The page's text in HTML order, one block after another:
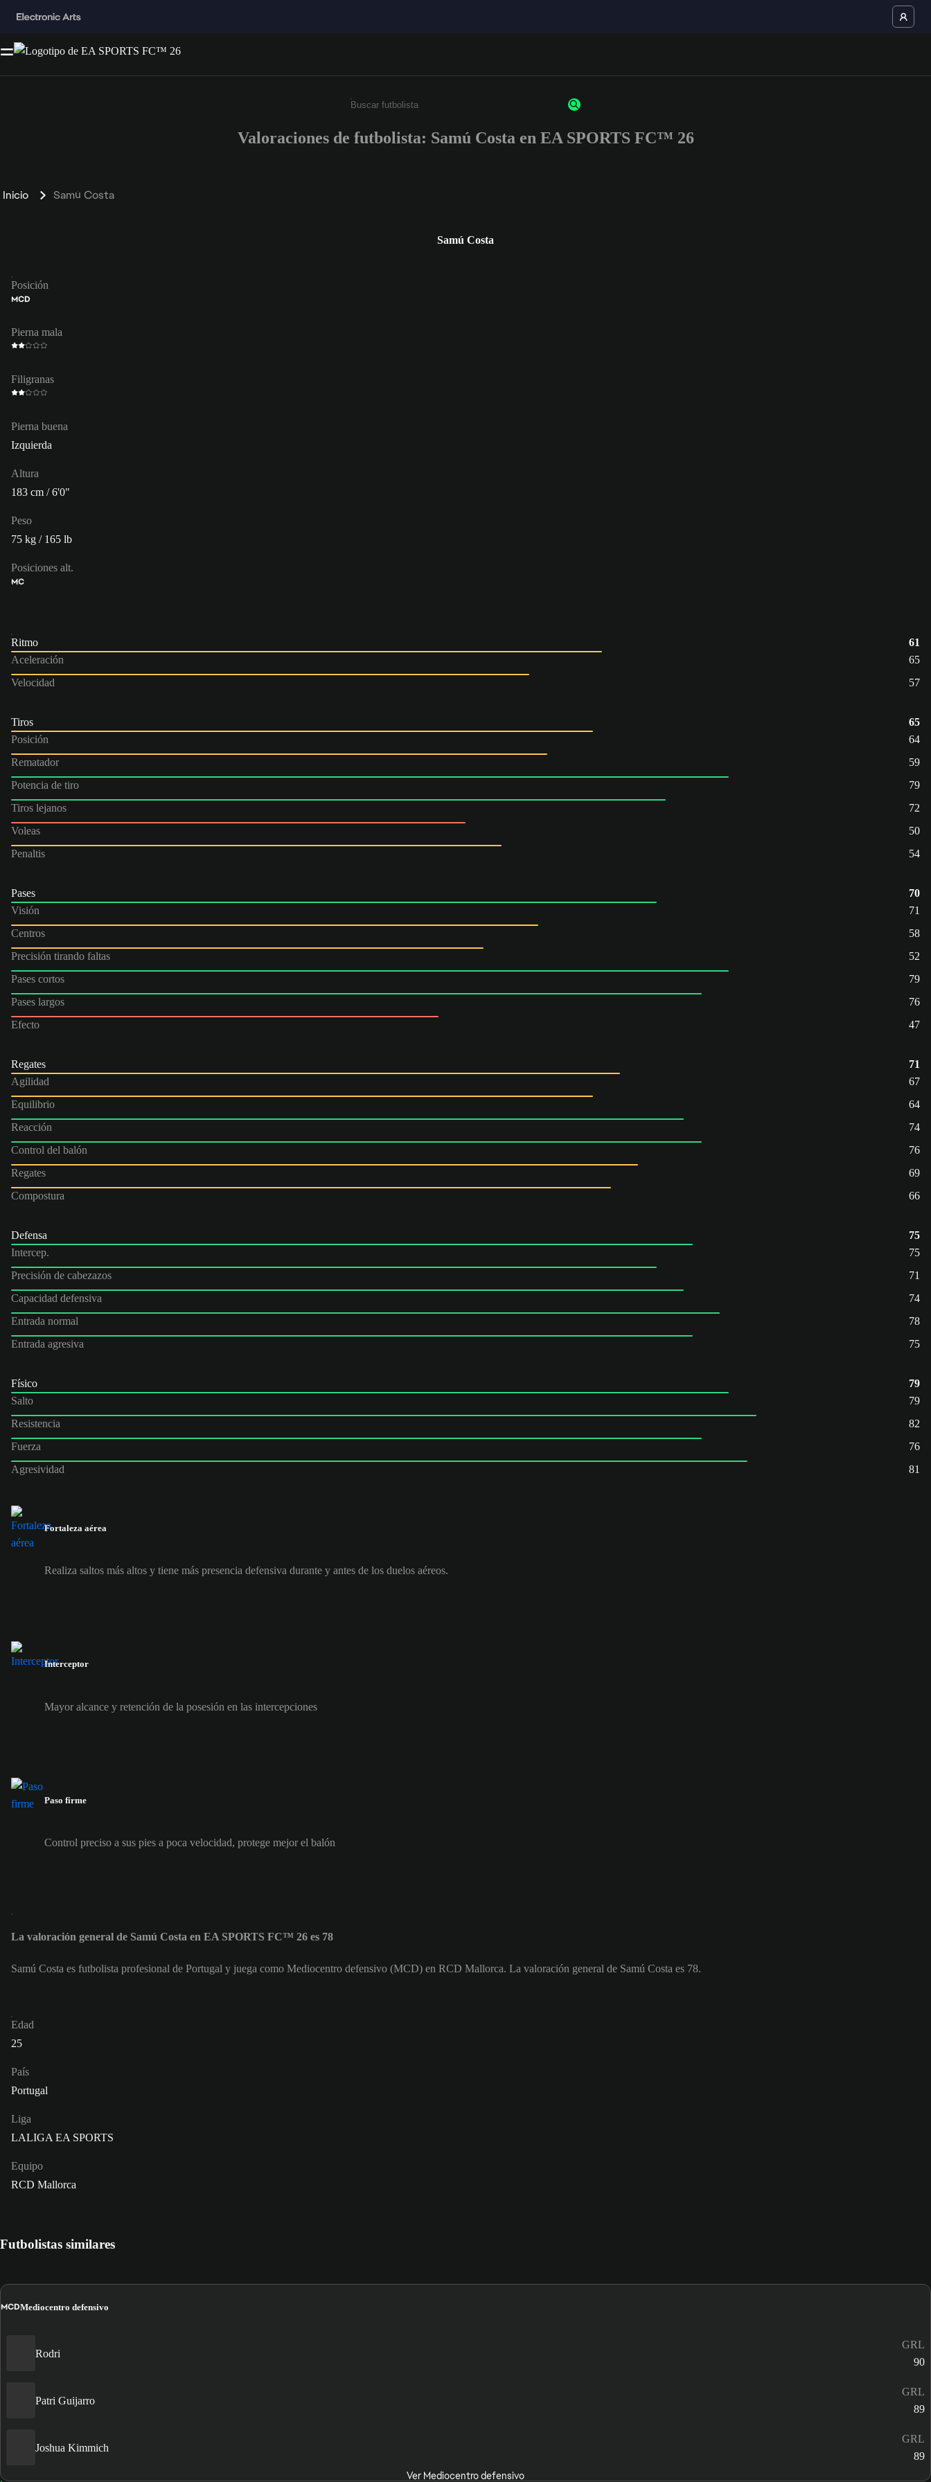
Escribe un mínimo de 3 caracteres o números.
Valoraciones de futbolista: Samú Costa en EA SPORTS FC™ 26
Inicio Samú Costa
Samú Costa
Posición
MCD
Pierna mala
Filigranas
Pierna buena
Izquierda
Altura
183 cm / 6'0"
Peso
75 kg / 165 lb
Posiciones alt.
MC
Ritmo
61
Aceleración
65
Velocidad
57
Tiros
65
Posición
64
Rematador
59
Potencia de tiro
79
Tiros lejanos
72
Voleas
50
Penaltis
54
Pases
70
Visión
71
Centros
58
Precisión tirando faltas
52
Pases cortos
79
Pases largos
76
Efecto
47
Regates
71
Agilidad
67
Equilibrio
64
Reacción
74
Control del balón
76
Regates
69
Compostura
66
Defensa
75
Intercep.
75
Precisión de cabezazos
71
Capacidad defensiva
74
Entrada normal
78
Entrada agresiva
75
Físico
79
Salto
79
Resistencia
82
Fuerza
76
Agresividad
81
Fortaleza aérea
Realiza saltos más altos y tiene más presencia defensiva durante y antes de los duelos aéreos.
Interceptor
Mayor alcance y retención de la posesión en las intercepciones
Paso firme
Control preciso a sus pies a poca velocidad, protege mejor el balón
La valoración general de Samú Costa en EA SPORTS FC™ 26 es 78
Samú Costa es futbolista profesional de Portugal y juega como Mediocentro defensivo (MCD) en RCD Mallorca. La valoración general de Samú Costa es 78.
Edad
25
País
Portugal
Liga
LALIGA EA SPORTS
Equipo
RCD Mallorca
Futbolistas similares
MCDMediocentro defensivo
Rodri
GRL
90
Patri Guijarro
GRL
89
Joshua Kimmich
GRL
89
Ver Mediocentro defensivo